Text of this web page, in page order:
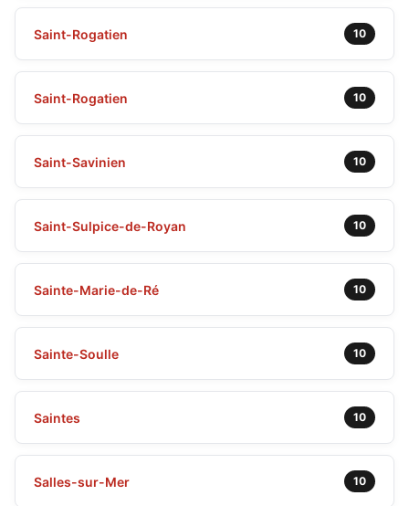
Saint-Rogatien 10
Saint-Rogatien 10
Saint-Savinien 10
Saint-Sulpice-de-Royan 10
Sainte-Marie-de-Ré 10
Sainte-Soulle 10
Saintes 10
Salles-sur-Mer 10